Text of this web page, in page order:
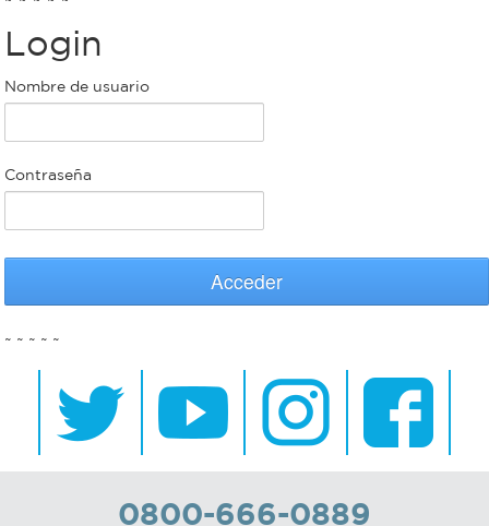
Bromatología
Rentas
Municipal
bondi
Recorrido
colectivos
Personal
municipal
Login
Nombre de usuario
Contraseña
Acceder
~ ~ ~ ~ ~
0800-666-0889